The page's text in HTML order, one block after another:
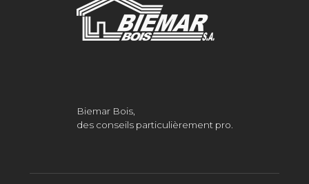
Biemar Bois,
des conseils particulièrement pro.